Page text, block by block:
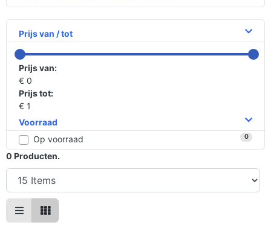
Prijs van / tot
Prijs van:
€ 0
Prijs tot:
€ 1
Voorraad
Op voorraad
0
0 Producten.